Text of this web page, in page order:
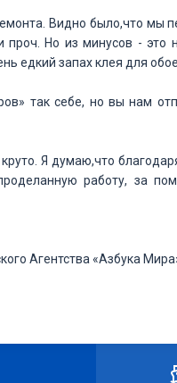
Видно было,что
проч. Но из минусов -
едкий запах клея для
так себе, но вы нам
Я думаю,что
работу, за
Агентства «Азбука